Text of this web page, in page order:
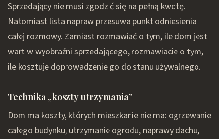
Sprzedający nie musi zgodzić się na pełną kwotę.
Natomiast lista napraw przesuwa punkt odniesienia
całej rozmowy. Zamiast rozmawiać o tym, ile dom jest
wart w wyobraźni sprzedającego, rozmawiacie o tym,
ile kosztuje doprowadzenie go do stanu używalnego.
Technika „koszty utrzymania”
Dom ma koszty, których mieszkanie nie ma: ogrzewanie
całego budynku, utrzymanie ogrodu, naprawy dachu,